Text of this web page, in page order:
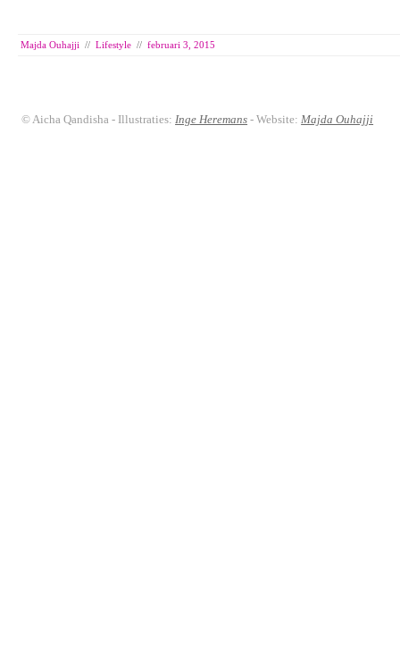
Majda Ouhajji // Lifestyle // februari 3, 2015
© Aicha Qandisha - Illustraties:Inge Heremans - Website:Majda Ouhajji